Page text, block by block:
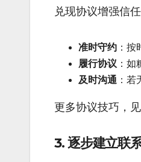
兑现协议增强信任
准时守约 ：按
履行协议 ：
及时沟通 ：
更多协议技巧，
3. 逐步建立联